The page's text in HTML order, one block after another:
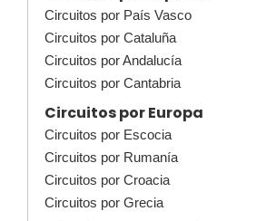
Circuitos por País Vasco
Circuitos por Cataluña
Circuitos por Andalucía
Circuitos por Cantabria
Circuitos por Europa
Circuitos por Escocia
Circuitos por Rumanía
Circuitos por Croacia
Circuitos por Grecia